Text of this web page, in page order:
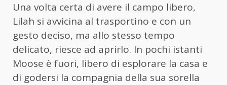
Una volta certa di avere il campo libero,
Lilah si avvicina al trasportino e con un
gesto deciso, ma allo stesso tempo
delicato, riesce ad aprirlo. In pochi istanti
Moose è fuori, libero di esplorare la casa e
di godersi la compagnia della sua sorella